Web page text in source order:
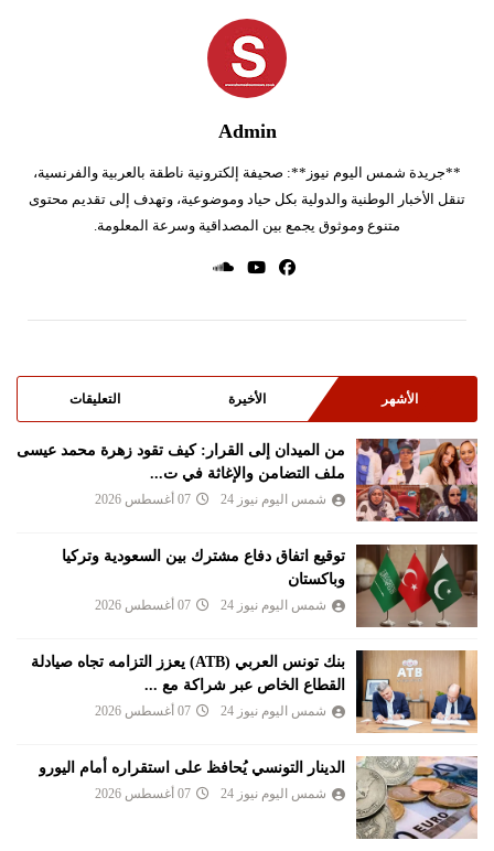
Admin
**جريدة شمس اليوم نيوز**: صحيفة إلكترونية ناطقة بالعربية والفرنسية،
تنقل الأخبار الوطنية والدولية بكل حياد وموضوعية، وتهدف إلى تقديم محتوى
متنوع وموثوق يجمع بين المصداقية وسرعة المعلومة.
الأشهر الأخيرة التعليقات
من الميدان إلى القرار: كيف تقود زهرة محمد عيسى
ملف التضامن والإغاثة في ت...
شمس اليوم نيوز 24 07 أغسطس 2026
توقيع اتفاق دفاع مشترك بين السعودية وتركيا
وباكستان
شمس اليوم نيوز 24 07 أغسطس 2026
بنك تونس العربي (ATB) يعزز التزامه تجاه صيادلة
القطاع الخاص عبر شراكة مع ...
شمس اليوم نيوز 24 07 أغسطس 2026
الدينار التونسي يُحافظ على استقراره أمام اليورو
شمس اليوم نيوز 24 07 أغسطس 2026